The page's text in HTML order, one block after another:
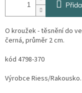
O kroužek - těsnění do
černá, průměr 2 cm.
kód 4798-370
Výrobce Riess/Rakousko.